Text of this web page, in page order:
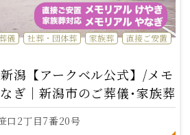
儀 社葬・団体葬 家族葬 直接ご安置
潟【アークベル公式】/メモ
ぎ｜新潟市のご葬儀･家族葬
口2丁目7番20号